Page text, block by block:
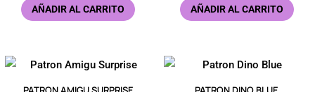
AÑADIR AL CARRITO AÑADIR AL CARRITO